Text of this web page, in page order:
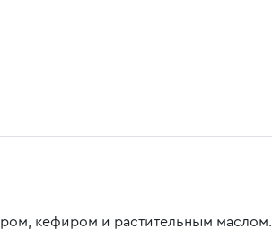
кефиром и растительным маслом.